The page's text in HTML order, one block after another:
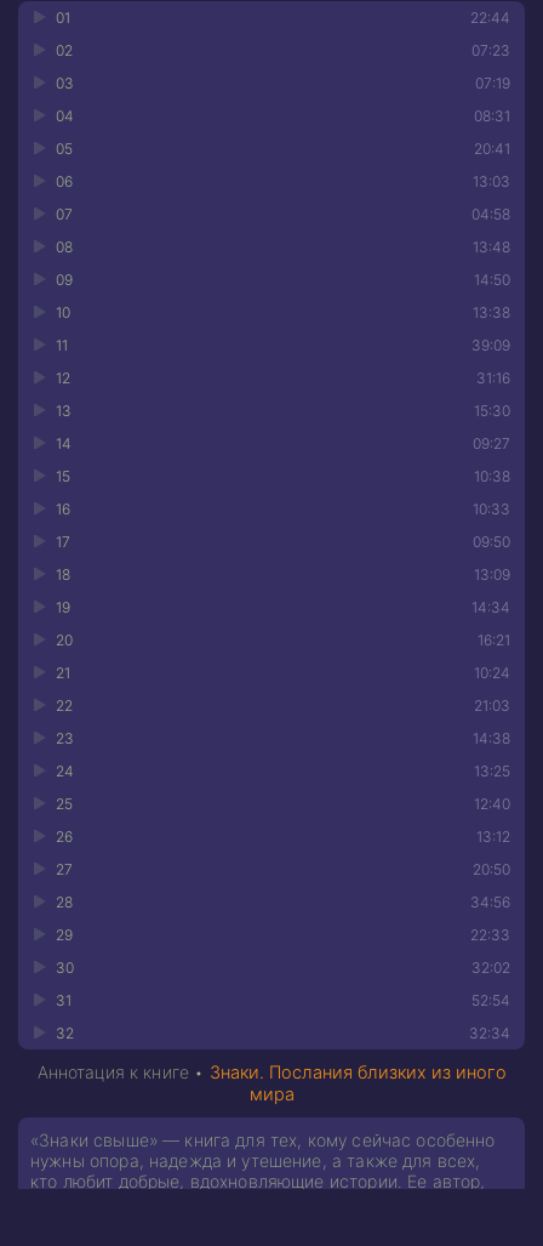
22:44
01
07:23
02
07:19
03
08:31
04
20:41
05
13:03
06
04:58
07
13:48
08
14:50
09
13:38
10
39:09
11
31:16
12
15:30
13
09:27
14
10:38
15
10:33
16
09:50
17
13:09
18
14:34
19
16:21
20
10:24
21
21:03
22
14:38
23
13:25
24
12:40
25
13:12
26
20:50
27
34:56
28
22:33
29
32:02
30
52:54
31
32:34
32
Аннотация к книге • Знаки. Послания близких из иного
мира
«Знаки свыше» — книга для тех, кому сейчас особенно
нужны опора, надежда и утешение, а также для всех,
кто любит добрые, вдохновляющие истории. Ее автор,